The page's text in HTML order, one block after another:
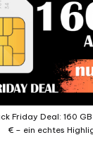
Friday Deal: 160
€ – ein echtes